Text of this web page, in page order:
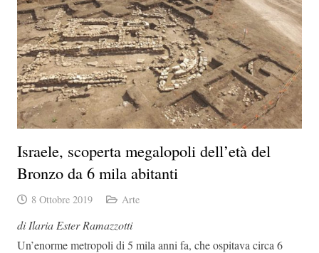
Israele, scoperta megalopoli dell’età del
Bronzo da 6 mila abitanti
8 Ottobre 2019 Arte
di Ilaria Ester Ramazzotti
Un’enorme metropoli di 5 mila anni fa, che ospitava circa 6